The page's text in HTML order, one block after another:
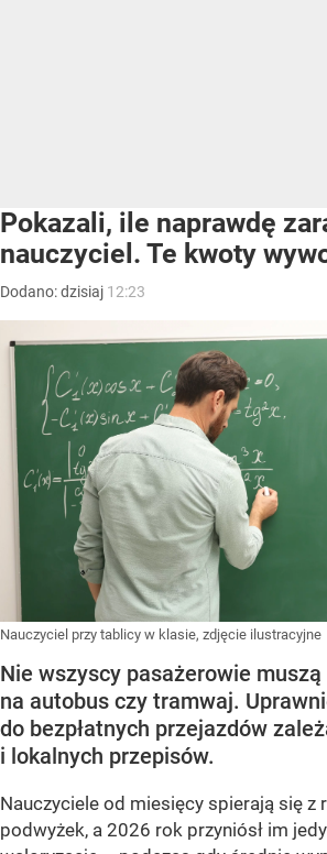
Pokazali, ile naprawdę
nauczyciel. Te kwoty
Dodano:dzisiaj 12:23
Nauczyciel przy tablicy w klasie, zdjęcie ilustracyjne
Nie wszyscy pasażerowie
na autobus czy tramwaj.
do bezpłatnych przejazdów
i lokalnych przepisów.
Nauczyciele od miesięcy spierają się z
podwyżek, a 2026 rok przyniósł im